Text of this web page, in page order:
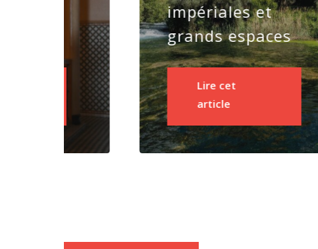
impériales et
grands espaces